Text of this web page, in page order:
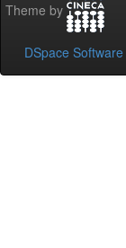
Theme by
DSpace Software